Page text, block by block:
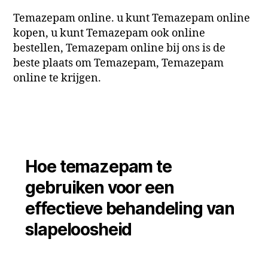
Temazepam online. u kunt Temazepam online
kopen, u kunt Temazepam ook online
bestellen, Temazepam online bij ons is de
beste plaats om Temazepam, Temazepam
online te krijgen.
Hoe temazepam te
gebruiken voor een
effectieve behandeling van
slapeloosheid